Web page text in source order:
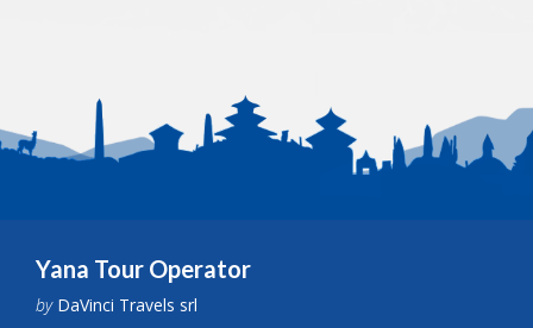
Yana Tour Operator
byDaVinci Travels srl